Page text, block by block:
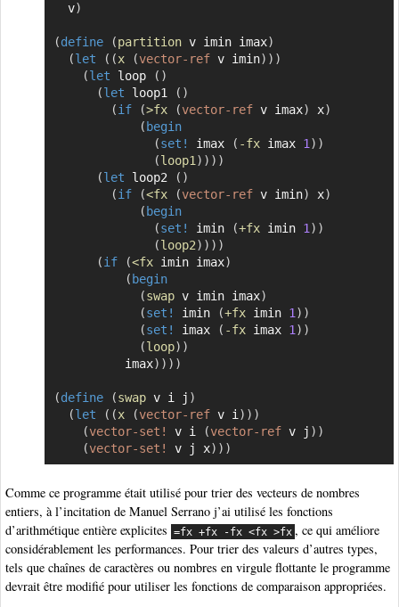
  v
)
(define (partition v imin imax)
(let ( (x (vector-ref v imin) ) )
(let loop ( )
(let loop1 ( )
(if (>fx (vector-ref v imax) x)
( begin
(set! imax ( -fx imax 1) )
(loop1) ) ) )
(let loop2 ( )
(if (<fx (vector-ref v imin) x)
( begin
(set! imin (+fx imin 1) )
(loop2) ) ) )
(if (<fx imin imax)
( begin
(swap v imin imax)
(set! imin (+fx imin 1) )
(set! imax ( -fx imax 1) )
(loop) )
          imax
) ) ) )
(define (swap v i j )
(let ( (x (vector-ref v i) ) )
(vector-set! v i (vector-ref v j ) )
(vector-set! v j x) ) )
Comme ce programme était utilisé pour trier des vecteurs de nombres
entiers, à l’incitation de Manuel Serrano j’ai utilisé les fonctions
d’arithmétique entière explicites =fx +fx -fx <fx >fx , ce qui améliore
considérablement les performances. Pour trier des valeurs d’autres types,
tels que chaînes de caractères ou nombres en virgule flottante le programme
devrait être modifié pour utiliser les fonctions de comparaison appropriées.